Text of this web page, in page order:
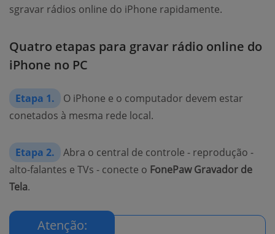
sgravar rádios online do iPhone rapidamente.
Quatro etapas para gravar rádio online do
iPhone no PC
Etapa 1.
O iPhone e o computador devem estar
conetados à mesma rede local.
Etapa 2.
Abra o central de controle - reprodução -
alto-falantes e TVs - conecte o FonePaw Gravador de
Tela.
Atenção: